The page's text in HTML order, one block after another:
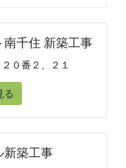
千住 新築工事
０番２、２１
る
新築工事